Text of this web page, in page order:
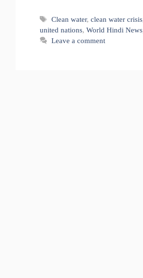
Tags
Clean water,clean water crisis
united nations, World Hindi News
Leave a comment